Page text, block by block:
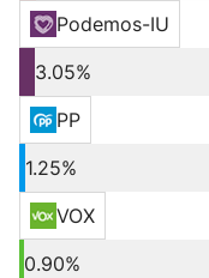
Podemos-IU
3.05%
PP
1.25%
VOX
0.90%